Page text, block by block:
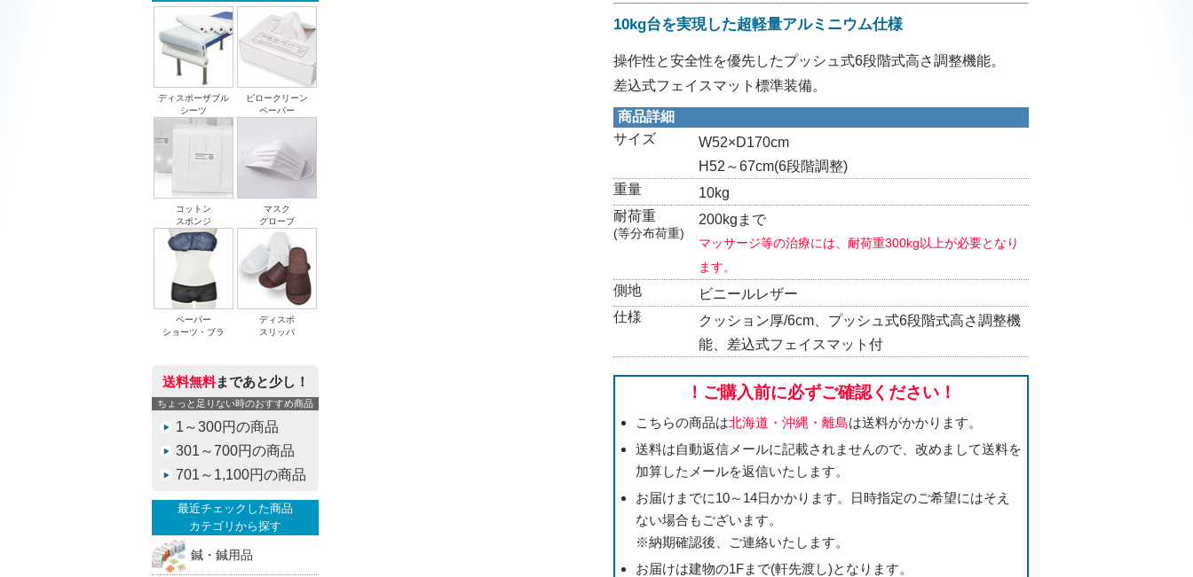
ディスポーザブル
シーツ
ピロークリーン
ペーパー
コットン
スポンジ
マスク
グローブ
ペーパー
ショーツ・ブラ
ディスポ
スリッパ
送料無料まであと少し！
ちょっと足りない時のおすすめ商品
1～300円の商品
301～700円の商品
701～1,100円の商品
最近チェックした商品
カテゴリから探す
鍼・鍼用品
10kg台を実現した超軽量アルミニウム仕様
操作性と安全性を優先したプッシュ式6段階式高さ調整機能。
差込式フェイスマット標準装備。
商品詳細
サイズ
W52×D170cm
H52～67cm(6段階調整)
重量
10kg
耐荷重
(等分布荷重)
200kgまで
マッサージ等の治療には、耐荷重300kg以上が必要となり
ます。
側地
ビニールレザー
仕様
クッション厚/6cm、プッシュ式6段階式高さ調整機
能、差込式フェイスマット付
！ご購入前に必ずご確認ください！
こちらの商品は北海道・沖縄・離島は送料がかかります。
送料は自動返信メールに記載されませんので、改めまして送料を
加算したメールを返信いたします。
お届けまでに10～14日かかります。日時指定のご希望にはそえ
ない場合もございます。
※納期確認後、ご連絡いたします。
お届けは建物の1Fまで(軒先渡し)となります。